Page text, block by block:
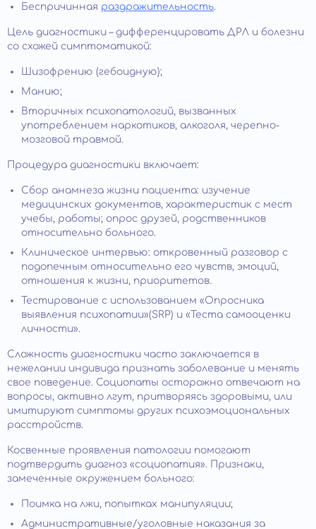
Беспричинная раздражительность.
Цель диагностики – дифференцировать ДРЛ и болезни
со схожей симптоматикой:
Шизофрению (гебоидную);
Манию;
Вторичных психопатологий, вызванных
употреблением наркотиков, алкоголя, черепно-
мозговой травмой.
Процедура диагностики включает:
Сбор анамнеза жизни пациента: изучение
медицинских документов, характеристик с мест
учебы, работы; опрос друзей, родственников
относительно больного.
Клиническое интервью: откровенный разговор с
подопечным относительно его чувств, эмоций,
отношения к жизни, приоритетов.
Тестирование с использованием «Опросника
выявления психопатии»(SRP) и «Теста самооценки
личности».
Сложность диагностики часто заключается в
нежелании индивида признать заболевание и менять
свое поведение. Социопаты осторожно отвечают на
вопросы, активно лгут, притворяясь здоровыми, или
имитируют симптомы других психоэмоциональных
расстройств.
Косвенные проявления патологии помогают
подтвердить диагноз «социопатия». Признаки,
замеченные окружением больного:
Поимка на лжи, попытках манипуляции;
Административные/уголовные наказания за